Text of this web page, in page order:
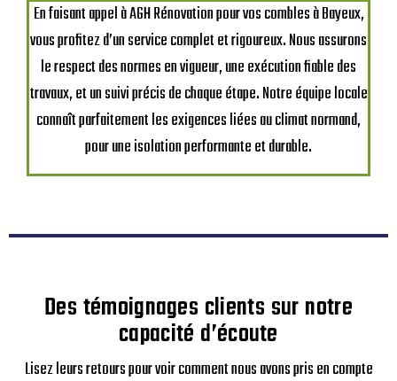
En faisant appel à AGH Rénovation pour vos combles à Bayeux,
vous profitez d’un service complet et rigoureux. Nous assurons
le respect des normes en vigueur, une exécution fiable des
travaux, et un suivi précis de chaque étape. Notre équipe locale
connaît parfaitement les exigences liées au climat normand,
pour une isolation performante et durable.
Des témoignages clients sur notre
capacité d’écoute
Lisez leurs retours pour voir comment nous avons pris en compte